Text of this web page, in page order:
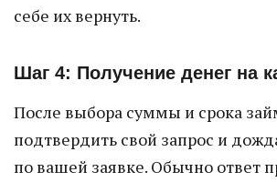
себе их вернуть.
Шаг 4: Получение денег на
После выбора суммы и срока
подтвердить свой запрос и
по вашей заявке. Обычно ответ